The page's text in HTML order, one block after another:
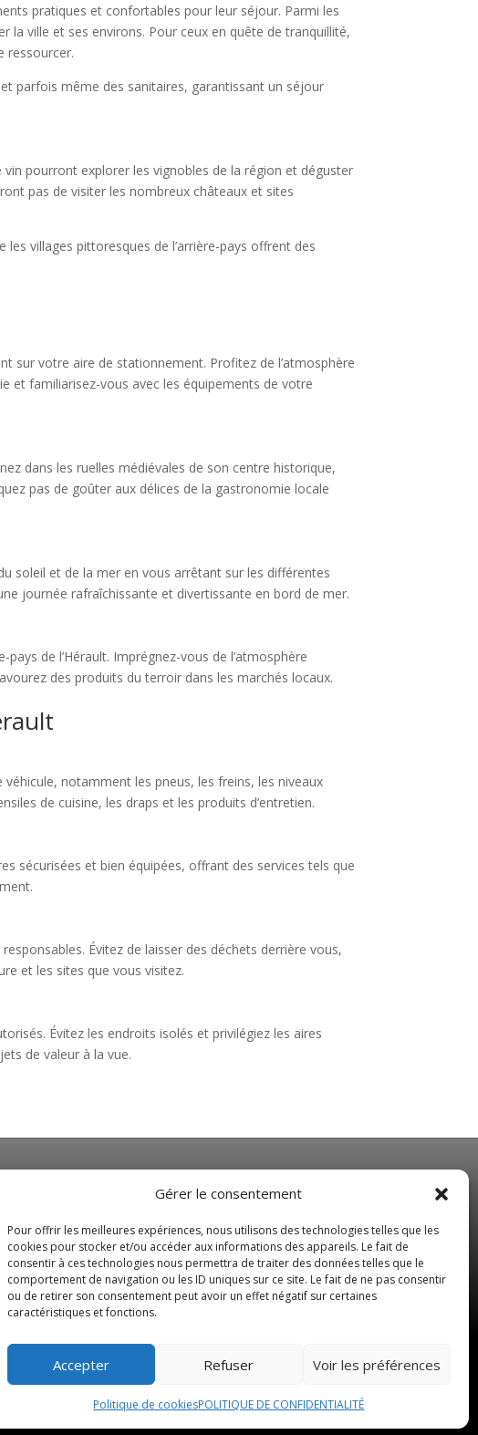
Gérer le consentement
Pour offrir les meilleures expériences, nous utilisons des technologies telles que les
cookies pour stocker et/ou accéder aux informations des appareils. Le fait de
consentir à ces technologies nous permettra de traiter des données telles que le
comportement de navigation ou les ID uniques sur ce site. Le fait de ne pas consentir
ou de retirer son consentement peut avoir un effet négatif sur certaines
caractéristiques et fonctions.
Accepter Refuser Voir les préférences
Politique de cookiesPOLITIQUE DE CONFIDENTIALITÉ
pratiques et confortables pour leur séjour. Parmi les
la ville et ses environs. Pour ceux en quête de tranquillité,
ressourcer.
parfois même des sanitaires, garantissant un séjour
pourront explorer les vignobles de la région et déguster
pas de visiter les nombreux châteaux et sites
villages pittoresques de l’arrière-pays offrent des
sur votre aire de stationnement. Profitez de l’atmosphère
et familiarisez-vous avec les équipements de votre
dans les ruelles médiévales de son centre historique,
pas de goûter aux délices de la gastronomie locale
soleil et de la mer en vous arrêtant sur les différentes
journée rafraîchissante et divertissante en bord de mer.
de l’Hérault. Imprégnez-vous de l’atmosphère
des produits du terroir dans les marchés locaux.
notamment les pneus, les freins, les niveaux
de cuisine, les draps et les produits d’entretien.
sécurisées et bien équipées, offrant des services tels que
Évitez de laisser des déchets derrière vous,
et les sites que vous visitez.
Évitez les endroits isolés et privilégiez les aires
de valeur à la vue.
NOS HORAIRES
Du Lundi au Vendredi
de 8 h 30 à 19 h 00
Samedi sur rendez-vous
– Tous droits réservés –